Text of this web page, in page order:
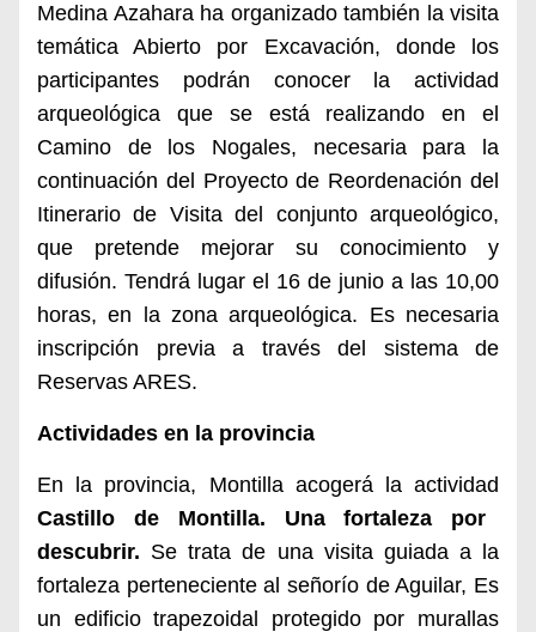
Medina Azahara ha organizado también la visita
temática Abierto por Excavación, donde los
participantes podrán conocer la actividad
arqueológica que se está realizando en el
Camino de los Nogales, necesaria para la
continuación del Proyecto de Reordenación del
Itinerario de Visita del conjunto arqueológico,
que pretende mejorar su conocimiento y
difusión. Tendrá lugar el 16 de junio a las 10,00
horas, en la zona arqueológica. Es necesaria
inscripción previa a través del sistema de
Reservas ARES.
Actividades en la provincia
En la provincia, Montilla acogerá la actividad
Castillo de Montilla. Una fortaleza por
descubrir. Se trata de una visita guiada a la
fortaleza perteneciente al señorío de Aguilar, Es
un edificio trapezoidal protegido por murallas